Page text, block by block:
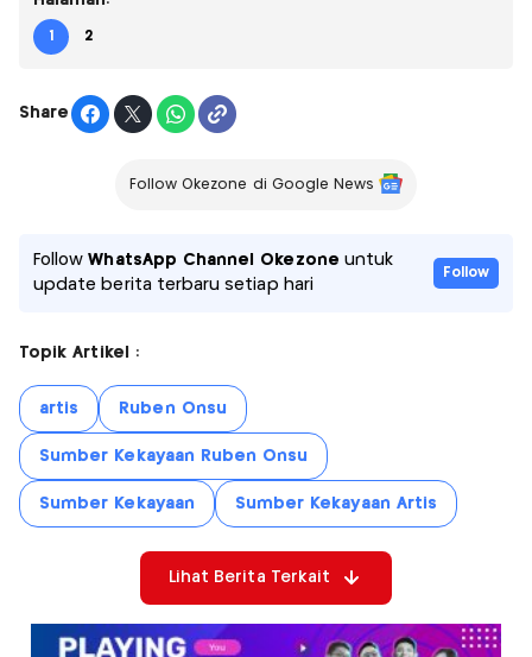
1 2
Share
Follow Okezone di Google News
FollowWhatsApp Channel Okezone untuk
update berita terbaru setiap hari
Follow
Topik Artikel :
artis Ruben Onsu
Sumber Kekayaan Ruben Onsu
Sumber Kekayaan Sumber Kekayaan Artis
Lihat Berita Terkait